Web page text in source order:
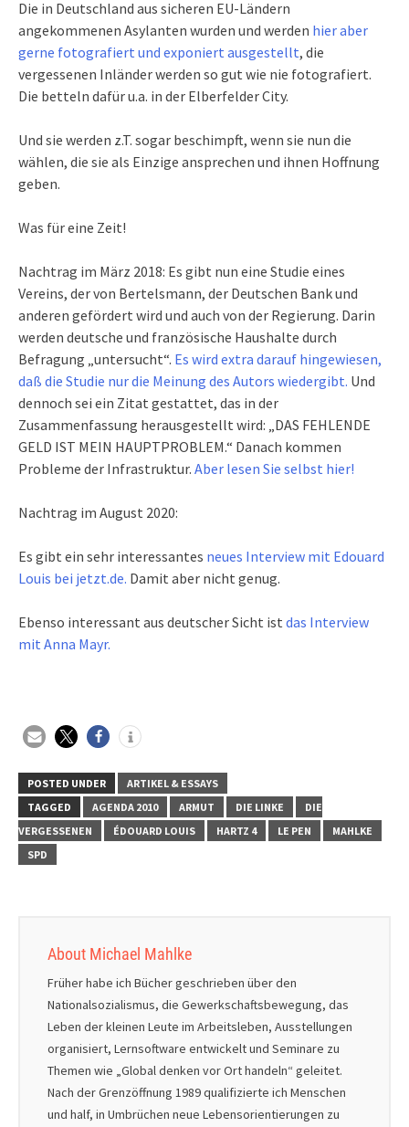
Die in Deutschland aus sicheren EU-Ländern
angekommenen Asylanten wurden und werden hier aber
gerne fotografiert und exponiert ausgestellt, die
vergessenen Inländer werden so gut wie nie fotografiert.
Die betteln dafür u.a. in der Elberfelder City.
Und sie werden z.T. sogar beschimpft, wenn sie nun die
wählen, die sie als Einzige ansprechen und ihnen Hoffnung
geben.
Was für eine Zeit!
Nachtrag im März 2018: Es gibt nun eine Studie eines
Vereins, der von Bertelsmann, der Deutschen Bank und
anderen gefördert wird und auch von der Regierung. Darin
werden deutsche und französische Haushalte durch
Befragung „untersucht“. Es wird extra darauf hingewiesen,
daß die Studie nur die Meinung des Autors wiedergibt. Und
dennoch sei ein Zitat gestattet, das in der
Zusammenfassung herausgestellt wird: „DAS FEHLENDE
GELD IST MEIN HAUPTPROBLEM.“ Danach kommen
Probleme der Infrastruktur. Aber lesen Sie selbst hier!
Nachtrag im August 2020:
Es gibt ein sehr interessantes neues Interview mit Edouard
Louis bei jetzt.de. Damit aber nicht genug.
Ebenso interessant aus deutscher Sicht ist das Interview
mit Anna Mayr.
POSTED UNDER
ARTIKEL & ESSAYS
TAGGED
AGENDA 2010 ARMUT DIE LINKE
DIE
VERGESSENEN
ÉDOUARD LOUIS HARTZ 4 LE PEN
MAHLKE
SPD
About Michael Mahlke
Früher habe ich Bücher geschrieben über den
Nationalsozialismus, die Gewerkschaftsbewegung, das
Leben der kleinen Leute im Arbeitsleben, Ausstellungen
organisiert, Lernsoftware entwickelt und Seminare zu
Themen wie „Global denken vor Ort handeln“ geleitet.
Nach der Grenzöffnung 1989 qualifizierte ich Menschen
und half, in Umbrüchen neue Lebensorientierungen zu